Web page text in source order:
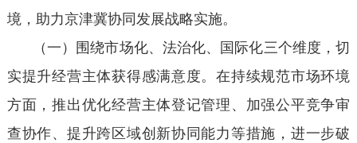
境，助力京津冀协同发展战略实施。
（一）围绕市场化、法治化、国际化三个维度，切
实提升经营主体获得感满意度。在持续规范市场环境
方面，推出优化经营主体登记管理、加强公平竞争审
查协作、提升跨区域创新协同能力等措施，进一步破